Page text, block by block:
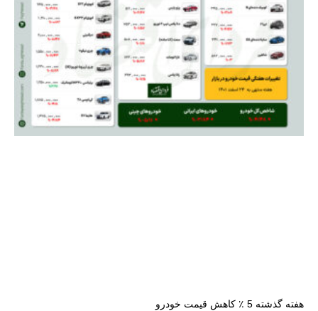
هفته گذشته 5 ٪ کاهش قیمت خودرو